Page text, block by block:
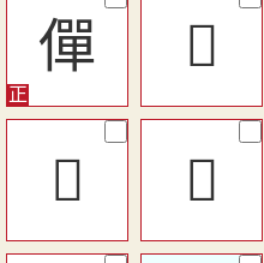
僤 󰥌
𠎲 󷉣